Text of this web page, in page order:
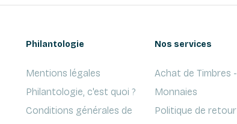
Philantologie
Mentions légales
Philantologie, c'est quoi ?
Conditions générales de
Nos services
Achat de Timbres -
Monnaies
Politique de retour